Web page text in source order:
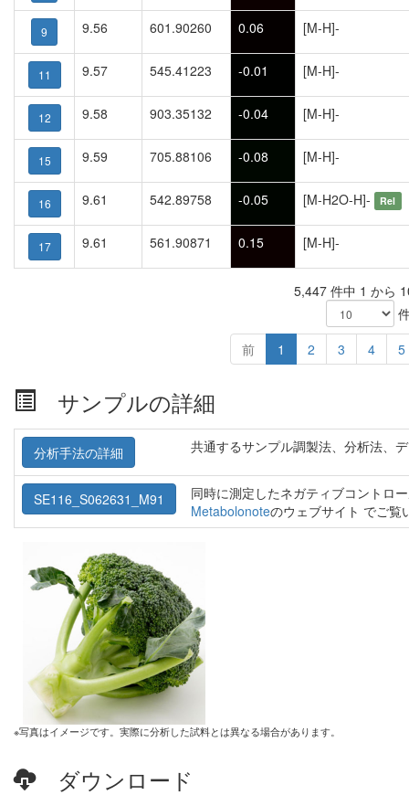
9 9.56 601.90260 0.06 [M-H]-
11 9.57 545.41223 -0.01 [M-H]-
12 9.58 903.35132 -0.04 [M-H]-
15 9.59 705.88106 -0.08 [M-H]-
16 9.61 542.89758 -0.05 [M-H2O-H]- Rel
17 9.61 561.90871 0.15 [M-H]-
5,447 件中 1 から
前
1 2 3 4 5
サンプルの詳細
分析手法の詳細 共通するサンプル調製法、分析法、
SE116_S062631_M91
同時に測定したネガティブコントロ
Metabolonoteのウェブサイト でご覧
※写真はイメージです。実際に分析した試料とは異なる場合があります。
ダウンロード